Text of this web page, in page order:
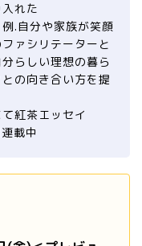
れた
.自分や家族が笑顔
ァシリテーターと
らしい理想の暮ら
の向き合い方を提
紅茶エッセイ
載中